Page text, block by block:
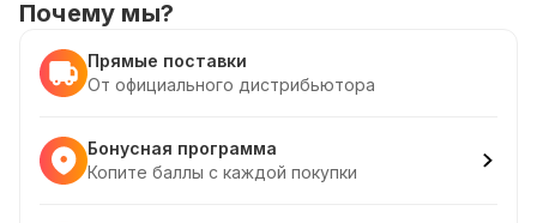
Почему мы?
Прямые поставки
От официального дистрибьютора
Бонусная программа
Копите баллы с каждой покупки